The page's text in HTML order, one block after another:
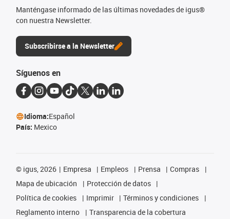
Manténgase informado de las últimas novedades de igus®
con nuestra Newsletter.
Subscribirse a la Newsletter
Síguenos en
Idioma:Español
País: Mexico
© igus, 2026 Empresa Empleos Prensa
Compras
Mapa de ubicación
Protección de datos
Política de cookies
Imprimir
Términos y condiciones
Reglamento interno
Transparencia de la cobertura